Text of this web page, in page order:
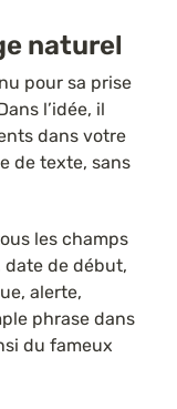
naturel
pour sa prise
l’idée, il
dans votre
de texte, sans
les champs
date de début,
alerte,
phrase dans
du fameux